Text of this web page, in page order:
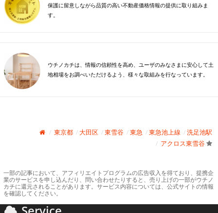
保護に留意しながら品質の高い不動産価格情報の提供に取り組みま
す。
ウチノカチは、情報の信頼性を高め、ユーザのみなさまに安心して土
地相場をお調べいただけるよう、様々な取組みを行なっています。
東京都 大田区 東雪谷 東急 東急池上線
洗足池駅
アクロス東雪谷
一部の記事において、アフィリエイトプログラムの広告収入を得ており、提携企
業のサービスを申し込んだり、問い合わせたりすると、売り上げの一部がウチノ
カチに還元されることがあります。サービス内容については、公式サイトの情報
を確認してください。